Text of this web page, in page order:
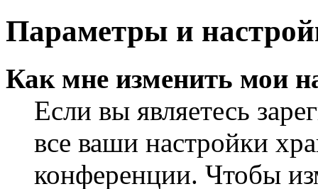
Параметры и
Как мне изменить мои
Если вы являетесь
все ваши настройки
конференции. Чтобы